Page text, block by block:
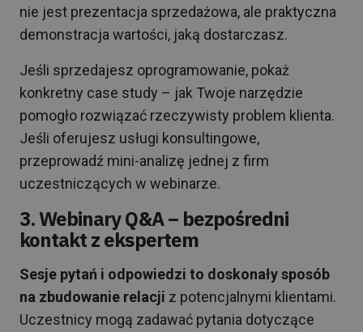
nie jest prezentacja sprzedażowa, ale praktyczna
demonstracja wartości, jaką dostarczasz.
Jeśli sprzedajesz oprogramowanie, pokaż
konkretny case study – jak Twoje narzędzie
pomogło rozwiązać rzeczywisty problem klienta.
Jeśli oferujesz usługi konsultingowe,
przeprowadź mini-analizę jednej z firm
uczestniczących w webinarze.
3. Webinary Q&A – bezpośredni
kontakt z ekspertem
Sesje pytań i odpowiedzi to doskonały sposób
na zbudowanie relacji z potencjalnymi klientami.
Uczestnicy mogą zadawać pytania dotyczące